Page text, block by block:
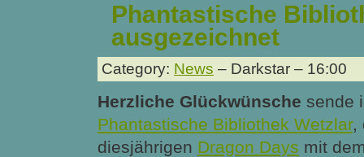
Phantastische
ausgezeichnet
Category: News – Darkstar – 16:00
Herzliche Glückwünsche sende
Phantastische Bibliothek Wetzlar,
diesjährigen Dragon Days mit